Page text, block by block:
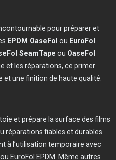
pour préparer et
EPDM OaseFol ou EuroFol
SeamTape ou OaseFol
et les réparations, ce primer
et une finition de haute qualité.
et prépare la surface des films
réparations fiables et durables.
à l’utilisation temporaire avec
EuroFol EPDM. Même autres